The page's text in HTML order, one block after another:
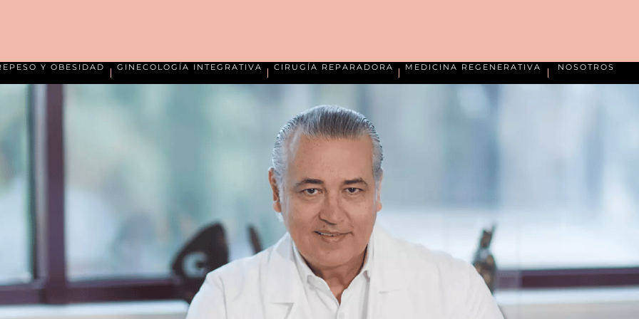
Y OBESIDAD GINECOLOGÍA INTEGRATIVA CIRUGÍA REPARADORA MEDICINA REGENERATIVA NOSOTROS